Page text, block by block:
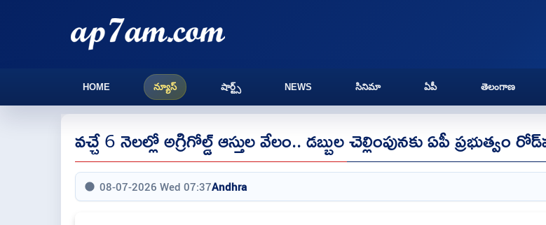
HOME న్యూస్ షార్ట్స్ NEWS సినిమా ఏపీ తెలంగాణ
వచ్చే 6 నెలల్లో అగ్రిగోల్డ్ ఆస్తుల వేలం.. డబ్బుల చెల్లింపునకు ఏపీ ప్రభుత్వం
08-07-2026 Wed 07:37Andhra